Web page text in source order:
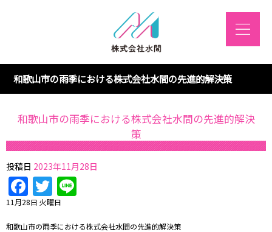
和歌山市の雨季における株式会社水間の先進的解決策
和歌山市の雨季における株式会社水間の先進的解決
策
投稿日 2023年11月28日
Facebook
Twitter
11月28日 火曜日
和歌山市の雨季における株式会社水間の先進的解決策